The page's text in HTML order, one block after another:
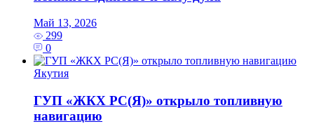
Май 13, 2026
299
0
Якутия
ГУП «ЖКХ РС(Я)» открыло топливную
навигацию